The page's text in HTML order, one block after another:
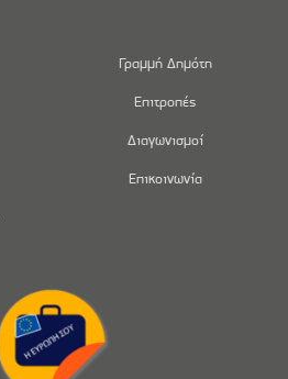
Γραμμή Δημότη
Επιτροπές
Διαγωνισμοί
Επικοινωνία